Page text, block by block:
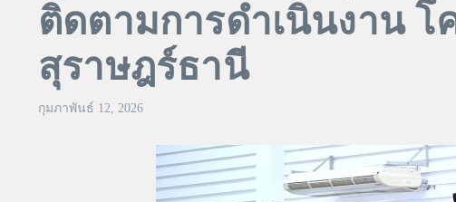
ติดตามการดำเนินงาน โ
สุราษฎร์ธานี
กุมภาพันธ์ 12, 2026